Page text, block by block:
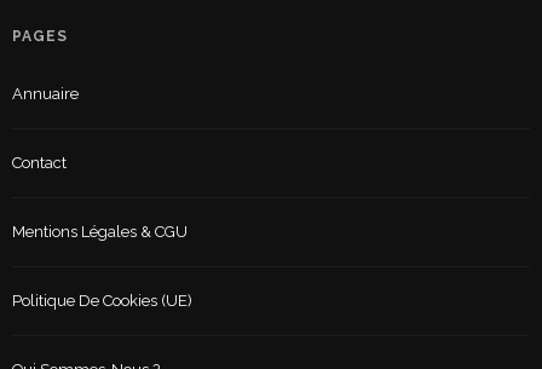
PAGES
Annuaire
Contact
Mentions Légales & CGU
Politique De Cookies (UE)